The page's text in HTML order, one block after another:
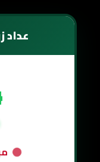
عداد